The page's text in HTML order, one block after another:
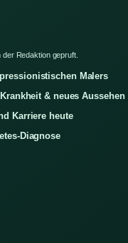
Redaktion gepruft.
Malers
& neues Aussehen
Karriere heute
Diagnose